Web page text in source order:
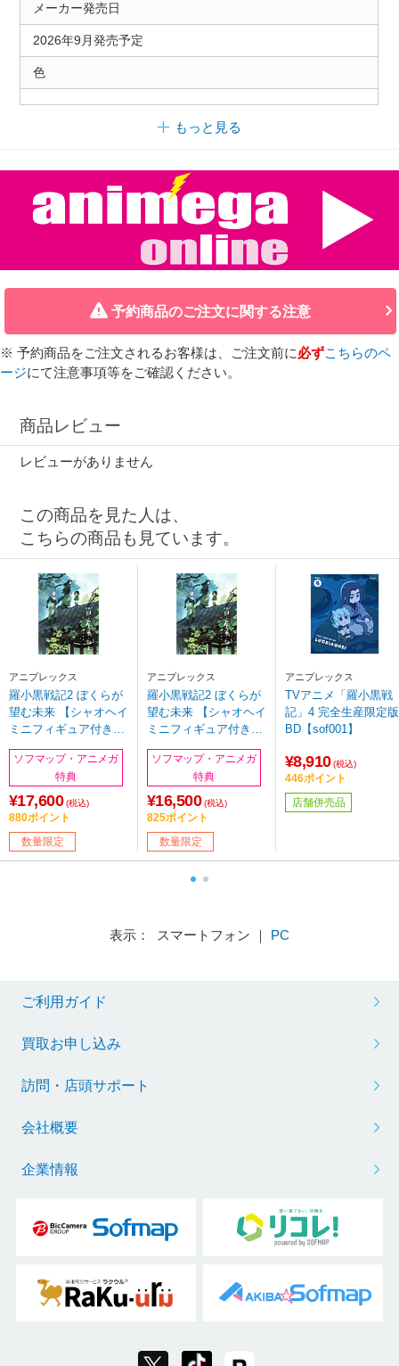
メーカー発売日
2026年9月発売予定
色
もっと見る
予約商品のご注文に関する注意
※ 予約商品をご注文されるお客様は、ご注文前に必ずこちらのペ
ージにて注意事項等をご確認ください。
商品レビュー
レビューがありません
この商品を見た人は、
こちらの商品も見ています。
アニプレックス
羅小黒戦記2 ぼくらが
望む未来 【シャオヘイ
ミニフィギュア付き特
装版】 BD ※お取り寄
せ
ソフマップ・アニメガ
特典
¥17,600 (税込)
880ポイント
数量限定
アニプレックス
羅小黒戦記2 ぼくらが
望む未来 【シャオヘイ
ミニフィギュア付き特
装版】 DVD
ソフマップ・アニメガ
特典
¥16,500 (税込)
825ポイント
数量限定
アニプレックス
TVアニメ「羅小黒戦
記」4 完全生産限定版
BD【sof001】
¥8,910 (税込)
446ポイント
店舗併売品
表示： スマートフォン ｜ PC
ご利用ガイド
買取お申し込み
訪問・店頭サポート
会社概要
企業情報